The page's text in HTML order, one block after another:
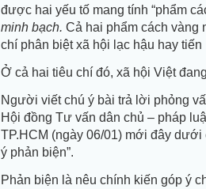
được hai yếu tố mang tính “phẩm
minh bạch. Cả hai phẩm cách vàng
chí phân biệt xã hội lạc hậu hay
Ở cả hai tiêu chí đó, xã hội Việt
Người viết chú ý bài trả lời phỏng
Hội đồng Tư vấn dân chủ – pháp
TP.HCM (ngày 06/01) mới đây dưới
ý phản biện”.
Phản biện là nêu chính kiến góp ý